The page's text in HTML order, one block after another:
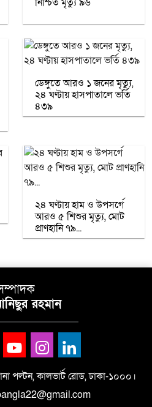
ডেঙ্গুতে আরও ১ জনের মৃত্যু,
২৪ ঘণ্টায় হাসপাতালে ভর্তি
৪৩৯
২৪ ঘণ্টায় হাম ও উপসর্গে
আরও ৫ শিশুর মৃত্যু, মোট
প্রাণহানি ৭৯...
রহমান
পল্টন, কালভার্ট রোড, ঢাকা-১০০০।